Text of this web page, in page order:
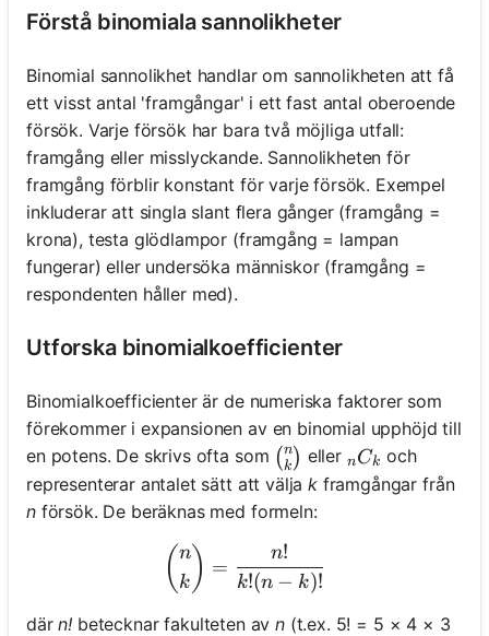
Förstå binomiala sannolikheter
Binomial sannolikhet handlar om sannolikheten att få
ett visst antal 'framgångar' i ett fast antal oberoende
försök. Varje försök har bara två möjliga utfall:
framgång eller misslyckande. Sannolikheten för
framgång förblir konstant för varje försök. Exempel
inkluderar att singla slant flera gånger (framgång =
krona), testa glödlampor (framgång = lampan
fungerar) eller undersöka människor (framgång =
respondenten håller med).
Utforska binomialkoefficienter
Binomialkoefficienter är de numeriska faktorer som
förekommer i expansionen av en binomial upphöjd till
en potens. De skrivs ofta som \binom{n}{k}
(k
n) eller _nC_k
nCk och
representerar antalet sätt att väljakframgångar från
nförsök. De beräknas med formeln:
\binom{n}{k} =
( k
n) =
k!(n − k)!
n!
därn! betecknar fakulteten avn(t.ex. 5! = 5 × 4 × 3